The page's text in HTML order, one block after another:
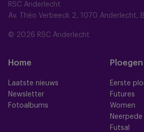
RSC Anderlecht
Av. Théo Verbeeck 2, 1070 Anderlecht,
© 2026 RSC Anderlecht
Home
Laatste nieuws
Newsletter
Fotoalbums
Ploegen
Eerste
Futures
Women
Neerpede
Futsal